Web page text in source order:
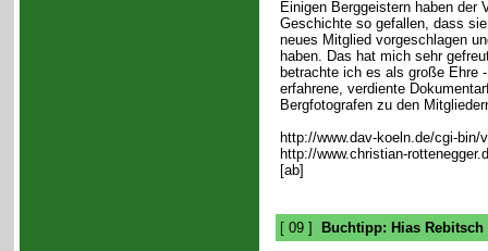
Einigen Berggeistern haben der
Geschichte so gefallen, dass
neues Mitglied vorgeschlagen
haben. Das hat mich sehr
betrachte ich es als große Ehre
erfahrene, verdiente
Bergfotografen zu den
http://www.dav-koeln.de/cgi-bin/
http://www.christian-
[ab]
[ 09 ]
Buchtipp: Hias